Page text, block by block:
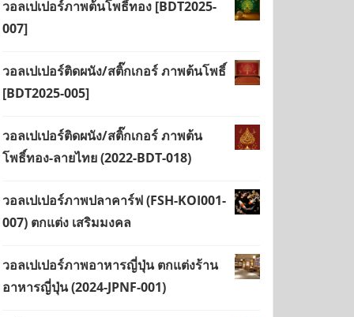
วอลเปเปอร์ภาพต้นโพธิ์ทอง [BDT2025-
007]
วอลเปเปอร์ติดผนัง/สติ๊กเกอร์ ภาพต้นโพธิ์
[BDT2025-005]
วอลเปเปอร์ติดผนัง/สติ๊กเกอร์ ภาพต้น
โพธิ์ทอง-ลายไทย (2022-BDT-018)
วอลเปเปอร์ภาพปลาคาร์ฟ (FSH-KOI001-
007) ตกแต่ง เสริมมงคล
วอลเปเปอร์ภาพอาหารญี่ปุ่น ตกแต่งร้าน
อาหารญี่ปุ่น (2024-JPNF-001)